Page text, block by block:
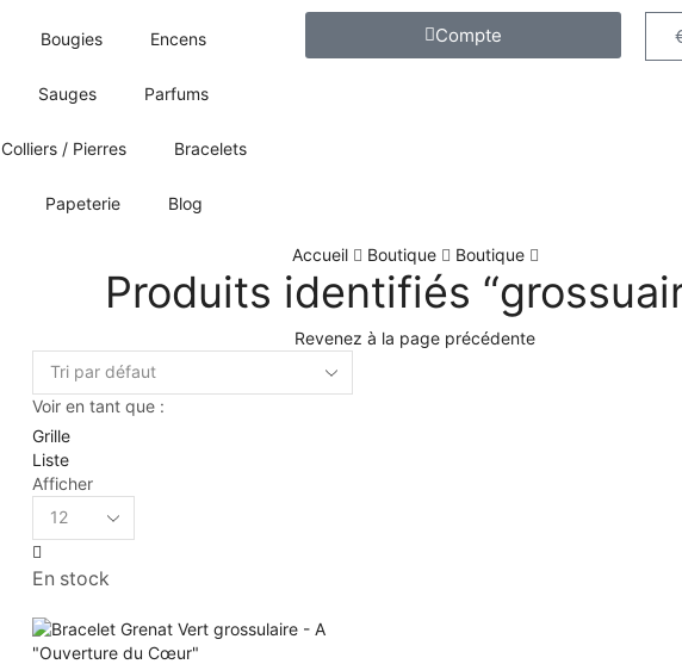
Bougies Encens
Sauges Parfums
Colliers / Pierres Bracelets
Papeterie Blog
Compte
Accueil Boutique Boutique
Produits identifiés
Revenez à la page précédente
Voir en tant que :
Grille
Liste
Afficher
En stock